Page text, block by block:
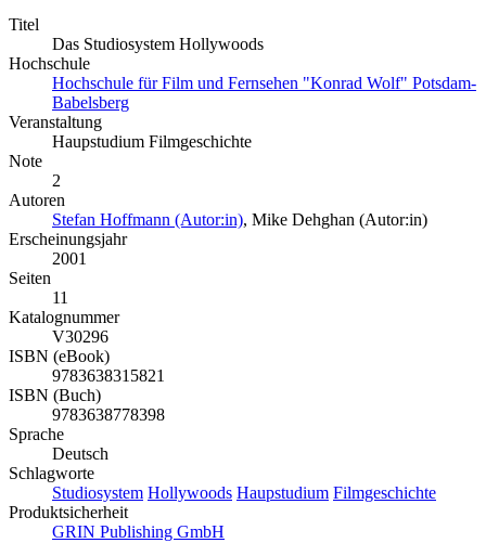
Titel
Das Studiosystem Hollywoods
Hochschule
Hochschule für Film und Fernsehen "Konrad Wolf" Potsdam-
Babelsberg
Veranstaltung
Haupstudium Filmgeschichte
Note
2
Autoren
Stefan Hoffmann (Autor:in), Mike Dehghan (Autor:in)
Erscheinungsjahr
2001
Seiten
11
Katalognummer
V30296
ISBN (eBook)
9783638315821
ISBN (Buch)
9783638778398
Sprache
Deutsch
Schlagworte
Studiosystem Hollywoods Haupstudium Filmgeschichte
Produktsicherheit
GRIN Publishing GmbH